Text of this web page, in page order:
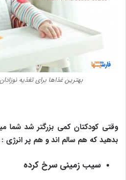
بهترین غذاها برای تغذیه
وقتی کودکتان کمی بزرگتر شد شما
بدهید که هم سالم اند و هم پر انرژی :
سیب زمینی سرخ کرده